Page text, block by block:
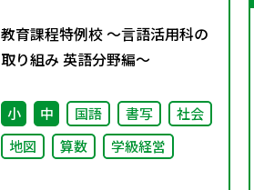
教育課程特例校 ～言語活用科の
取り組み 英語分野編～
小 中 国語 書写
社会
地図
算数 学級経営